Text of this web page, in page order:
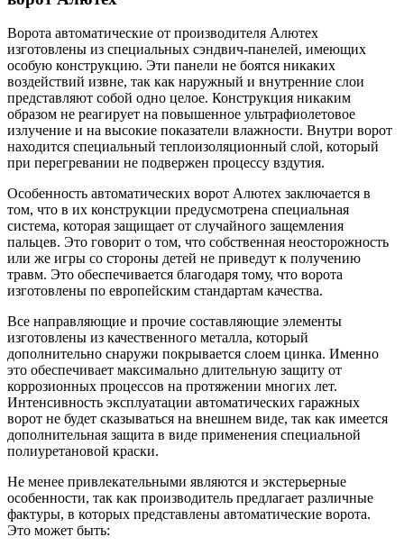
Ворота автоматические от производителя Алютех
изготовлены из специальных сэндвич-панелей, имеющих
особую конструкцию. Эти панели не боятся никаких
воздействий извне, так как наружный и внутренние слои
представляют собой одно целое. Конструкция никаким
образом не реагирует на повышенное ультрафиолетовое
излучение и на высокие показатели влажности. Внутри ворот
находится специальный теплоизоляционный слой, который
при перегревании не подвержен процессу вздутия.
Особенность автоматических ворот Алютех заключается в
том, что в их конструкции предусмотрена специальная
система, которая защищает от случайного защемления
пальцев. Это говорит о том, что собственная неосторожность
или же игры со стороны детей не приведут к получению
травм. Это обеспечивается благодаря тому, что ворота
изготовлены по европейским стандартам качества.
Все направляющие и прочие составляющие элементы
изготовлены из качественного металла, который
дополнительно снаружи покрывается слоем цинка. Именно
это обеспечивает максимально длительную защиту от
коррозионных процессов на протяжении многих лет.
Интенсивность эксплуатации автоматических гаражных
ворот не будет сказываться на внешнем виде, так как имеется
дополнительная защита в виде применения специальной
полиуретановой краски.
Не менее привлекательными являются и экстерьерные
особенности, так как производитель предлагает различные
фактуры, в которых представлены автоматические ворота.
Это может быть: